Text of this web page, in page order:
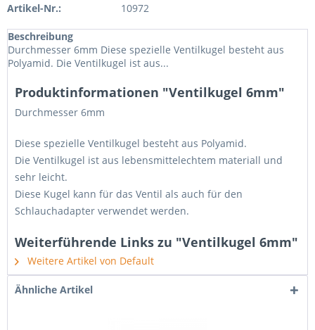
Artikel-Nr.: 10972
Beschreibung
Durchmesser 6mm Diese spezielle Ventilkugel besteht aus
Polyamid. Die Ventilkugel ist aus...
Produktinformationen "Ventilkugel 6mm"
Durchmesser 6mm
Diese spezielle Ventilkugel besteht aus Polyamid.
Die Ventilkugel ist aus lebensmittelechtem materiall und
sehr leicht.
Diese Kugel kann für das Ventil als auch für den
Schlauchadapter verwendet werden.
Weiterführende Links zu "Ventilkugel 6mm"
Weitere Artikel von Default
Ähnliche Artikel